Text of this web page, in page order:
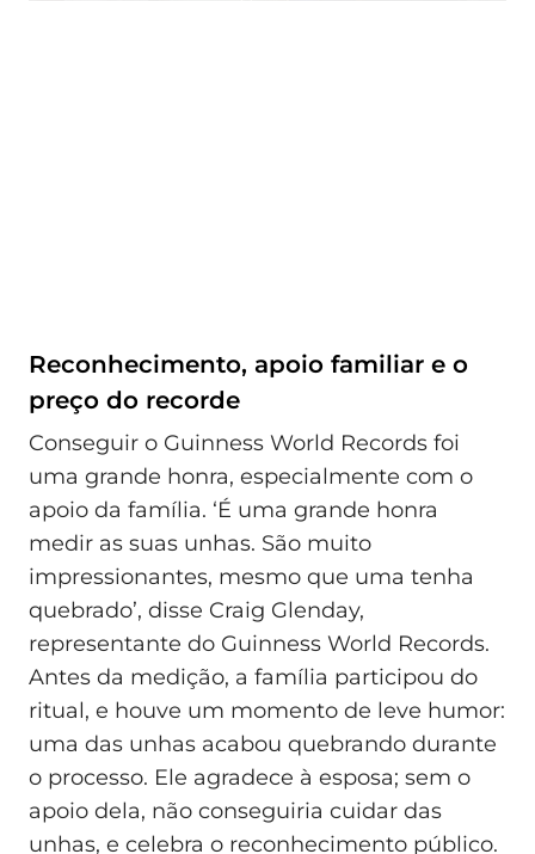
Reconhecimento, apoio familiar e o
preço do recorde
Conseguir o Guinness World Records foi
uma grande honra, especialmente com o
apoio da família. ‘É uma grande honra
medir as suas unhas. São muito
impressionantes, mesmo que uma tenha
quebrado’, disse Craig Glenday,
representante do Guinness World Records.
Antes da medição, a família participou do
ritual, e houve um momento de leve humor:
uma das unhas acabou quebrando durante
o processo. Ele agradece à esposa; sem o
apoio dela, não conseguiria cuidar das
unhas, e celebra o reconhecimento público.